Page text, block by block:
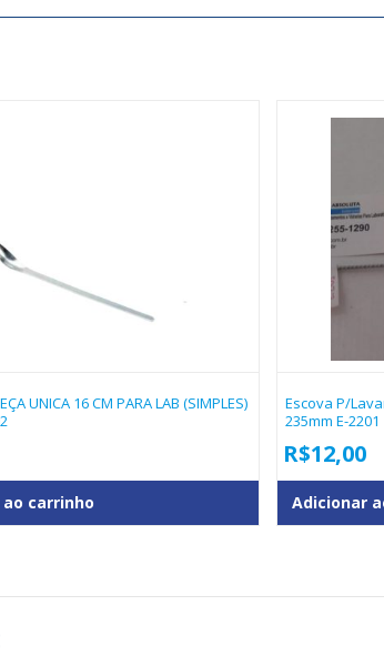
UNICA 16 CM PARA LAB (SIMPLES)
carrinho
Escova P/
235mm E-2201
R$12,00
Adicionar